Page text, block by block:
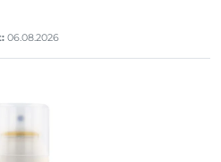
06.08.2026